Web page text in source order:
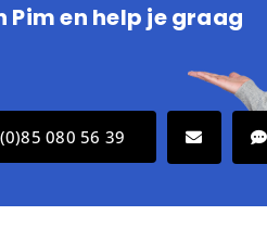
Pim en help je graag
080 56 39